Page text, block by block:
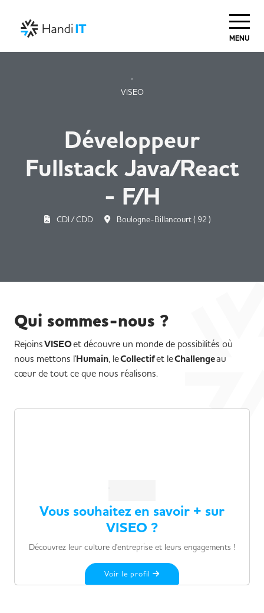
MENU
VISEO
Développeur
Fullstack Java/React
- F/H
CDI / CDD Boulogne-Billancourt ( 92 )
Qui sommes-nous ?
RejoinsVISEOet découvre un monde de possibilités où
nous mettons l'Humain, leCollectifet leChallengeau
cœur de tout ce que nous réalisons.
Vous souhaitez en savoir + sur
VISEO ?
Découvrez leur culture d'entreprise et leurs engagements !
Voir le profil